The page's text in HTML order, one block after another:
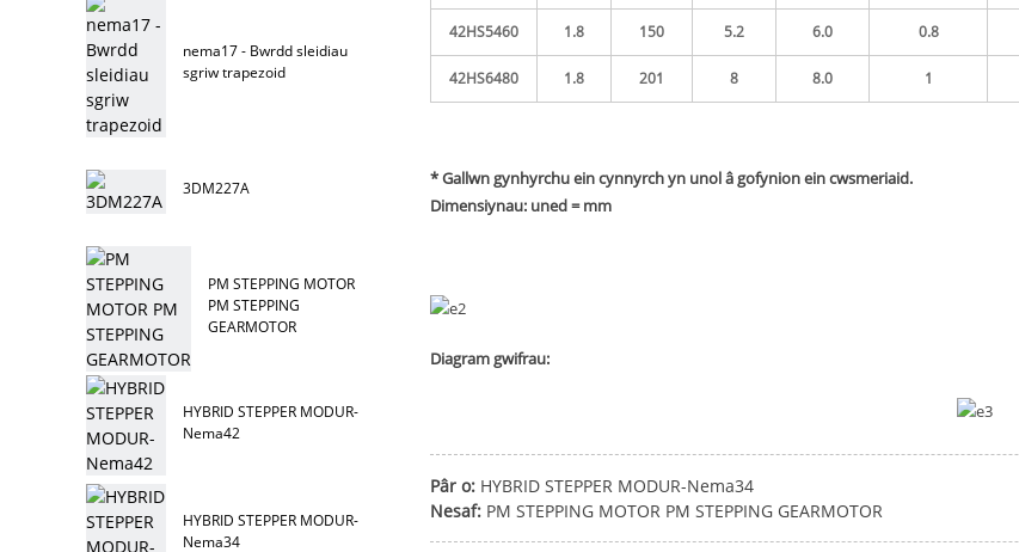
nema17 - Bwrdd sleidiau
sgriw trapezoid
3DM227A
PM STEPPING MOTOR
PM STEPPING
GEARMOTOR
HYBRID STEPPER MODUR-
Nema42
HYBRID STEPPER MODUR-
Nema34
42HS5460 1.8 150 5.2 6.0 0.8
42HS6480 1.8 201 8 8.0 1
* Gallwn gynhyrchu ein cynnyrch yn unol â gofynion ein cwsmeriaid.
Dimensiynau: uned = mm
Diagram gwifrau:
Pâr o: HYBRID STEPPER MODUR-Nema34
Nesaf: PM STEPPING MOTOR PM STEPPING GEARMOTOR